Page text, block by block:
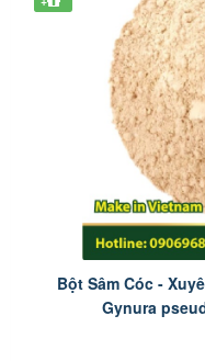
Bột Sâm Cóc -
Gynura